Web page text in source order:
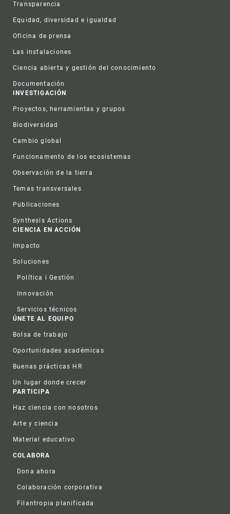
Transparencia
Equidad, diversidad e igualdad
Oficina de prensa
Las instalaciones
Ciencia abierta y gestión del conocimiento
Documentación
INVESTIGACIÓN
Proyectos, herramientas y grupos
Biodiversidad
Cambio global
Funcionamento de los ecosistemas
Observación de la tierra
Temas transversales
Publicaciones
Synthesis Actions
CIENCIA EN ACCIÓN
Impacto
Soluciones
Política i Gestión
Innovación
Servicios técnicos
ÚNETE AL EQUIPO
Bolsa de trabajo
Oportunidades académicas
Buenas prácticas HR
Un lugar donde crecer
PARTICIPA
Haz ciencia con nosotros
Arte y ciencia
Material educativo
COLABORA
Dona ahora
Colaboración corporativa
Filantropia planificada